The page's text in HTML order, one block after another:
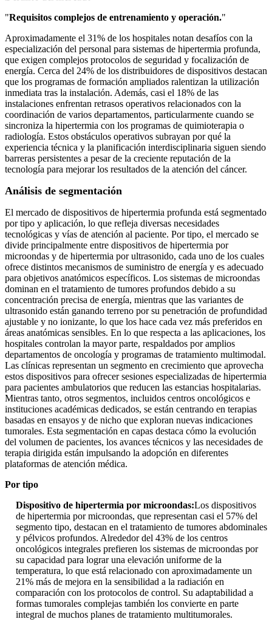
"Requisitos complejos de entrenamiento y operación."
Aproximadamente el 31% de los hospitales notan desafíos con la
especialización del personal para sistemas de hipertermia profunda,
que exigen complejos protocolos de seguridad y focalización de
energía. Cerca del 24% de los distribuidores de dispositivos destacan
que los programas de formación ampliados ralentizan la utilización
inmediata tras la instalación. Además, casi el 18% de las
instalaciones enfrentan retrasos operativos relacionados con la
coordinación de varios departamentos, particularmente cuando se
sincroniza la hipertermia con los programas de quimioterapia o
radiología. Estos obstáculos operativos subrayan por qué la
experiencia técnica y la planificación interdisciplinaria siguen siendo
barreras persistentes a pesar de la creciente reputación de la
tecnología para mejorar los resultados de la atención del cáncer.
Análisis de segmentación
El mercado de dispositivos de hipertermia profunda está segmentado
por tipo y aplicación, lo que refleja diversas necesidades
tecnológicas y vías de atención al paciente. Por tipo, el mercado se
divide principalmente entre dispositivos de hipertermia por
microondas y de hipertermia por ultrasonido, cada uno de los cuales
ofrece distintos mecanismos de suministro de energía y es adecuado
para objetivos anatómicos específicos. Los sistemas de microondas
dominan en el tratamiento de tumores profundos debido a su
concentración precisa de energía, mientras que las variantes de
ultrasonido están ganando terreno por su penetración de profundidad
ajustable y no ionizante, lo que los hace cada vez más preferidos en
áreas anatómicas sensibles. En lo que respecta a las aplicaciones, los
hospitales controlan la mayor parte, respaldados por amplios
departamentos de oncología y programas de tratamiento multimodal.
Las clínicas representan un segmento en crecimiento que aprovecha
estos dispositivos para ofrecer sesiones especializadas de hipertermia
para pacientes ambulatorios que reducen las estancias hospitalarias.
Mientras tanto, otros segmentos, incluidos centros oncológicos e
instituciones académicas dedicados, se están centrando en terapias
basadas en ensayos y de nicho que exploran nuevas indicaciones
tumorales. Esta segmentación en capas destaca cómo la evolución
del volumen de pacientes, los avances técnicos y las necesidades de
terapia dirigida están impulsando la adopción en diferentes
plataformas de atención médica.
Por tipo
Dispositivo de hipertermia por microondas:Los dispositivos
de hipertermia por microondas, que representan casi el 57% del
segmento tipo, destacan en el tratamiento de tumores abdominales
y pélvicos profundos. Alrededor del 43% de los centros
oncológicos integrales prefieren los sistemas de microondas por
su capacidad para lograr una elevación uniforme de la
temperatura, lo que está relacionado con aproximadamente un
21% más de mejora en la sensibilidad a la radiación en
comparación con los protocolos de control. Su adaptabilidad a
formas tumorales complejas también los convierte en parte
integral de muchos planes de tratamiento multitumorales.